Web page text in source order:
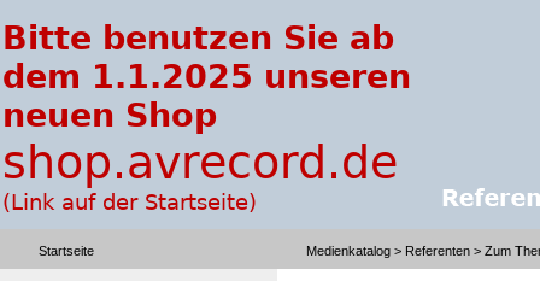
Startseite Medienkatalog > Referenten > Zum